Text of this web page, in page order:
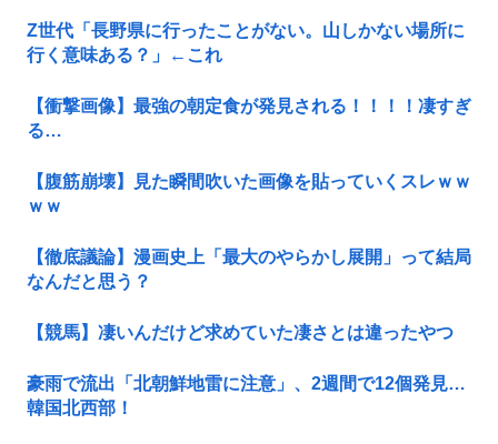
Z世代「長野県に行ったことがない。山しかない場所に
行く意味ある？」←これ
【衝撃画像】最強の朝定食が発見される！！！！凄すぎ
る…
【腹筋崩壊】見た瞬間吹いた画像を貼っていくスレｗｗ
ｗｗ
【徹底議論】漫画史上「最大のやらかし展開」って結局
なんだと思う？
【競馬】凄いんだけど求めていた凄さとは違ったやつ
豪雨で流出「北朝鮮地雷に注意」、2週間で12個発見…
韓国北西部！